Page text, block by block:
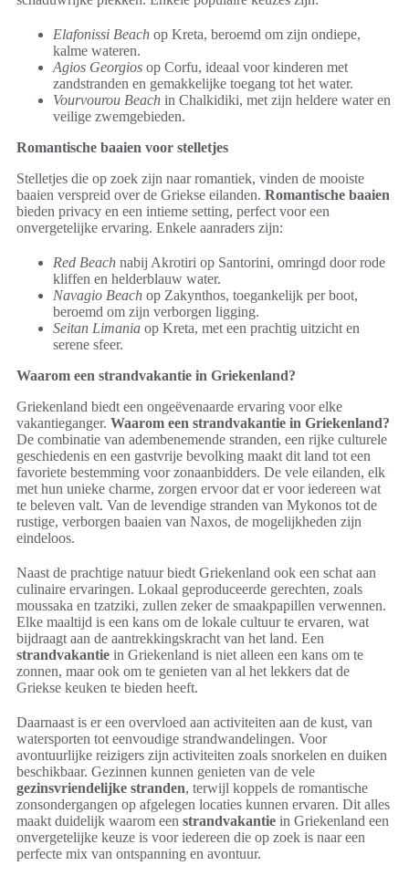
Elafonissi Beach op Kreta, beroemd om zijn ondiepe,
kalme wateren.
Agios Georgios op Corfu, ideaal voor kinderen met
zandstranden en gemakkelijke toegang tot het water.
Vourvourou Beach in Chalkidiki, met zijn heldere water en
veilige zwemgebieden.
Romantische baaien voor stelletjes
Stelletjes die op zoek zijn naar romantiek, vinden de mooiste
baaien verspreid over de Griekse eilanden. Romantische baaien
bieden privacy en een intieme setting, perfect voor een
onvergetelijke ervaring. Enkele aanraders zijn:
Red Beach nabij Akrotiri op Santorini, omringd door rode
kliffen en helderblauw water.
Navagio Beach op Zakynthos, toegankelijk per boot,
beroemd om zijn verborgen ligging.
Seitan Limania op Kreta, met een prachtig uitzicht en
serene sfeer.
Waarom een strandvakantie in Griekenland?
Griekenland biedt een ongeëvenaarde ervaring voor elke
vakantieganger. Waarom een strandvakantie in Griekenland?
De combinatie van adembenemende stranden, een rijke culturele
geschiedenis en een gastvrije bevolking maakt dit land tot een
favoriete bestemming voor zonaanbidders. De vele eilanden, elk
met hun unieke charme, zorgen ervoor dat er voor iedereen wat
te beleven valt. Van de levendige stranden van Mykonos tot de
rustige, verborgen baaien van Naxos, de mogelijkheden zijn
eindeloos.
Naast de prachtige natuur biedt Griekenland ook een schat aan
culinaire ervaringen. Lokaal geproduceerde gerechten, zoals
moussaka en tzatziki, zullen zeker de smaakpapillen verwennen.
Elke maaltijd is een kans om de lokale cultuur te ervaren, wat
bijdraagt aan de aantrekkingskracht van het land. Een
strandvakantie in Griekenland is niet alleen een kans om te
zonnen, maar ook om te genieten van al het lekkers dat de
Griekse keuken te bieden heeft.
Daarnaast is er een overvloed aan activiteiten aan de kust, van
watersporten tot eenvoudige strandwandelingen. Voor
avontuurlijke reizigers zijn activiteiten zoals snorkelen en duiken
beschikbaar. Gezinnen kunnen genieten van de vele
gezinsvriendelijke stranden, terwijl koppels de romantische
zonsondergangen op afgelegen locaties kunnen ervaren. Dit alles
maakt duidelijk waarom een strandvakantie in Griekenland een
onvergetelijke keuze is voor iedereen die op zoek is naar een
perfecte mix van ontspanning en avontuur.